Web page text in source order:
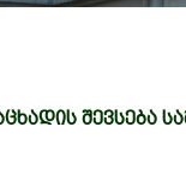
შევსება